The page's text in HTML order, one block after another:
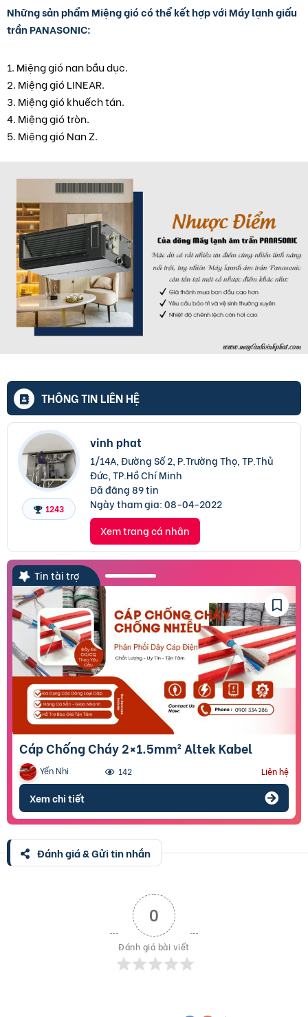
Những sản phẩm Miệng gió có thể kết hợp với Máy lạnh giấu
trần PANASONIC:
1. Miệng gió nan bầu dục.
2. Miệng gió LINEAR.
3. Miệng gió khuếch tán.
4. Miệng gió tròn.
5. Miệng gió Nan Z.
THÔNG TIN LIÊN HỆ
1243
vinh phat
1/14A, Đường Số 2, P.Trường Thọ, TP.Thủ
Đức, TP.Hồ Chí Minh
Đã đăng 89 tin
Ngày tham gia:08-04-2022
Xem trang cá nhân
Tin tài trợ
Cáp Chống Cháy 2×1.5mm² Altek Kabel
Yến Nhi 142 Liên hệ
Xem chi tiết
Đánh giá & Gửi tin nhắn
0
Đánh giá bài viết